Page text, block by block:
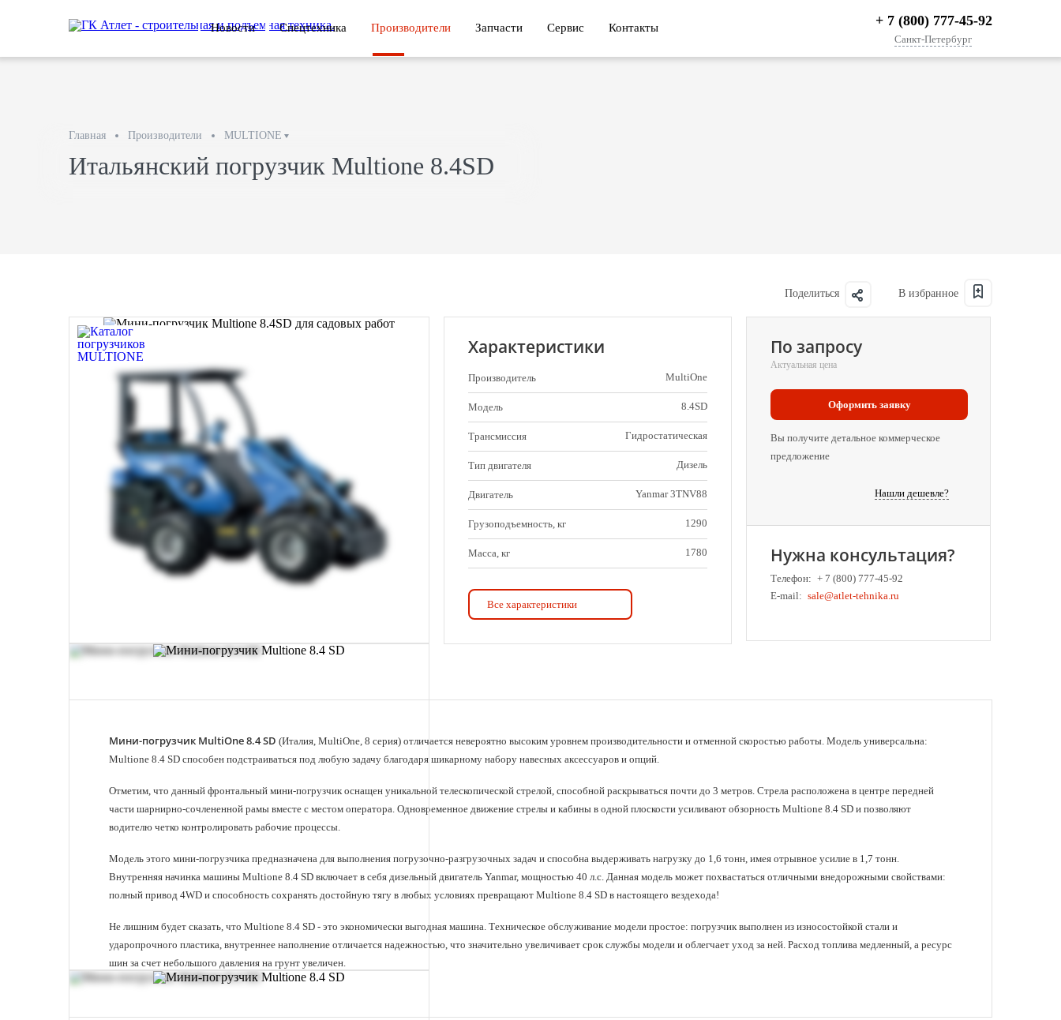
+ 7 (800) 777-45-92
Санкт-Петербург
Новости Спецтехника Производители Запчасти Сервис Контакты
Главная Производители MULTIONE
Итальянский погрузчик Multione 8.4SD
Поделиться
Характеристики
Производитель MultiOne
Модель 8.4SD
Трансмиссия Гидростатическая
Тип двигателя Дизель
Двигатель Yanmar 3TNV88
Грузоподъемность, кг 1290
Масса, кг 1780
Мощность двигателя, кВт/
Поток гидравлики, л/мин
Радиус разворота
(внутренний/внешний)
825/2090
Шины 26X12.00-12
Все характеристики
По запросу
Актуальная цена
Оформить заявку
Вы получите детальное коммерческое
предложение
Нашли дешевле?
Нужна консультация?
Телефон: + 7 (800) 777-45-92
E-mail: sale@atlet-tehnika.ru
Мини-погрузчик MultiOne 8.4 SD (Италия, MultiOne, 8 серия) отличается невероятно высоким уровнем производительности и отменной скоростью работы. Модель универсальна:
Multione 8.4 SD способен подстраиваться под любую задачу благодаря шикарному набору навесных аксессуаров и опций.
Отметим, что данный фронтальный мини-погрузчик оснащен уникальной телескопической стрелой, способной раскрываться почти до 3 метров. Стрела расположена в центре передней
части шарнирно-сочлененной рамы вместе с местом оператора. Одновременное движение стрелы и кабины в одной плоскости усиливают обзорность Multione 8.4 SD и позволяют
водителю четко контролировать рабочие процессы.
Модель этого мини-погрузчика предназначена для выполнения погрузочно-разгрузочных задач и способна выдерживать нагрузку до 1,6 тонн, имея отрывное усилие в 1,7 тонн.
Внутренняя начинка машины Multione 8.4 SD включает в себя дизельный двигатель Yanmar, мощностью 40 л.с. Данная модель может похвастаться отличными внедорожными свойствами:
полный привод 4WD и способность сохранять достойную тягу в любых условиях превращают Multione 8.4 SD в настоящего вездехода!
Не лишним будет сказать, что Multione 8.4 SD - это экономически выгодная машина. Техническое обслуживание модели простое: погрузчик выполнен из износостойкой стали и
ударопрочного пластика, внутреннее наполнение отличается надежностью, что значительно увеличивает срок службы модели и облегчает уход за ней. Расход топлива медленный, а ресурс
шин за счет небольшого давления на грунт увеличен.